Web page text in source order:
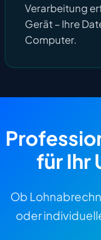
Verarbeitung
Gerät – Ihre
Computer.
für Ihr
Ob
oder